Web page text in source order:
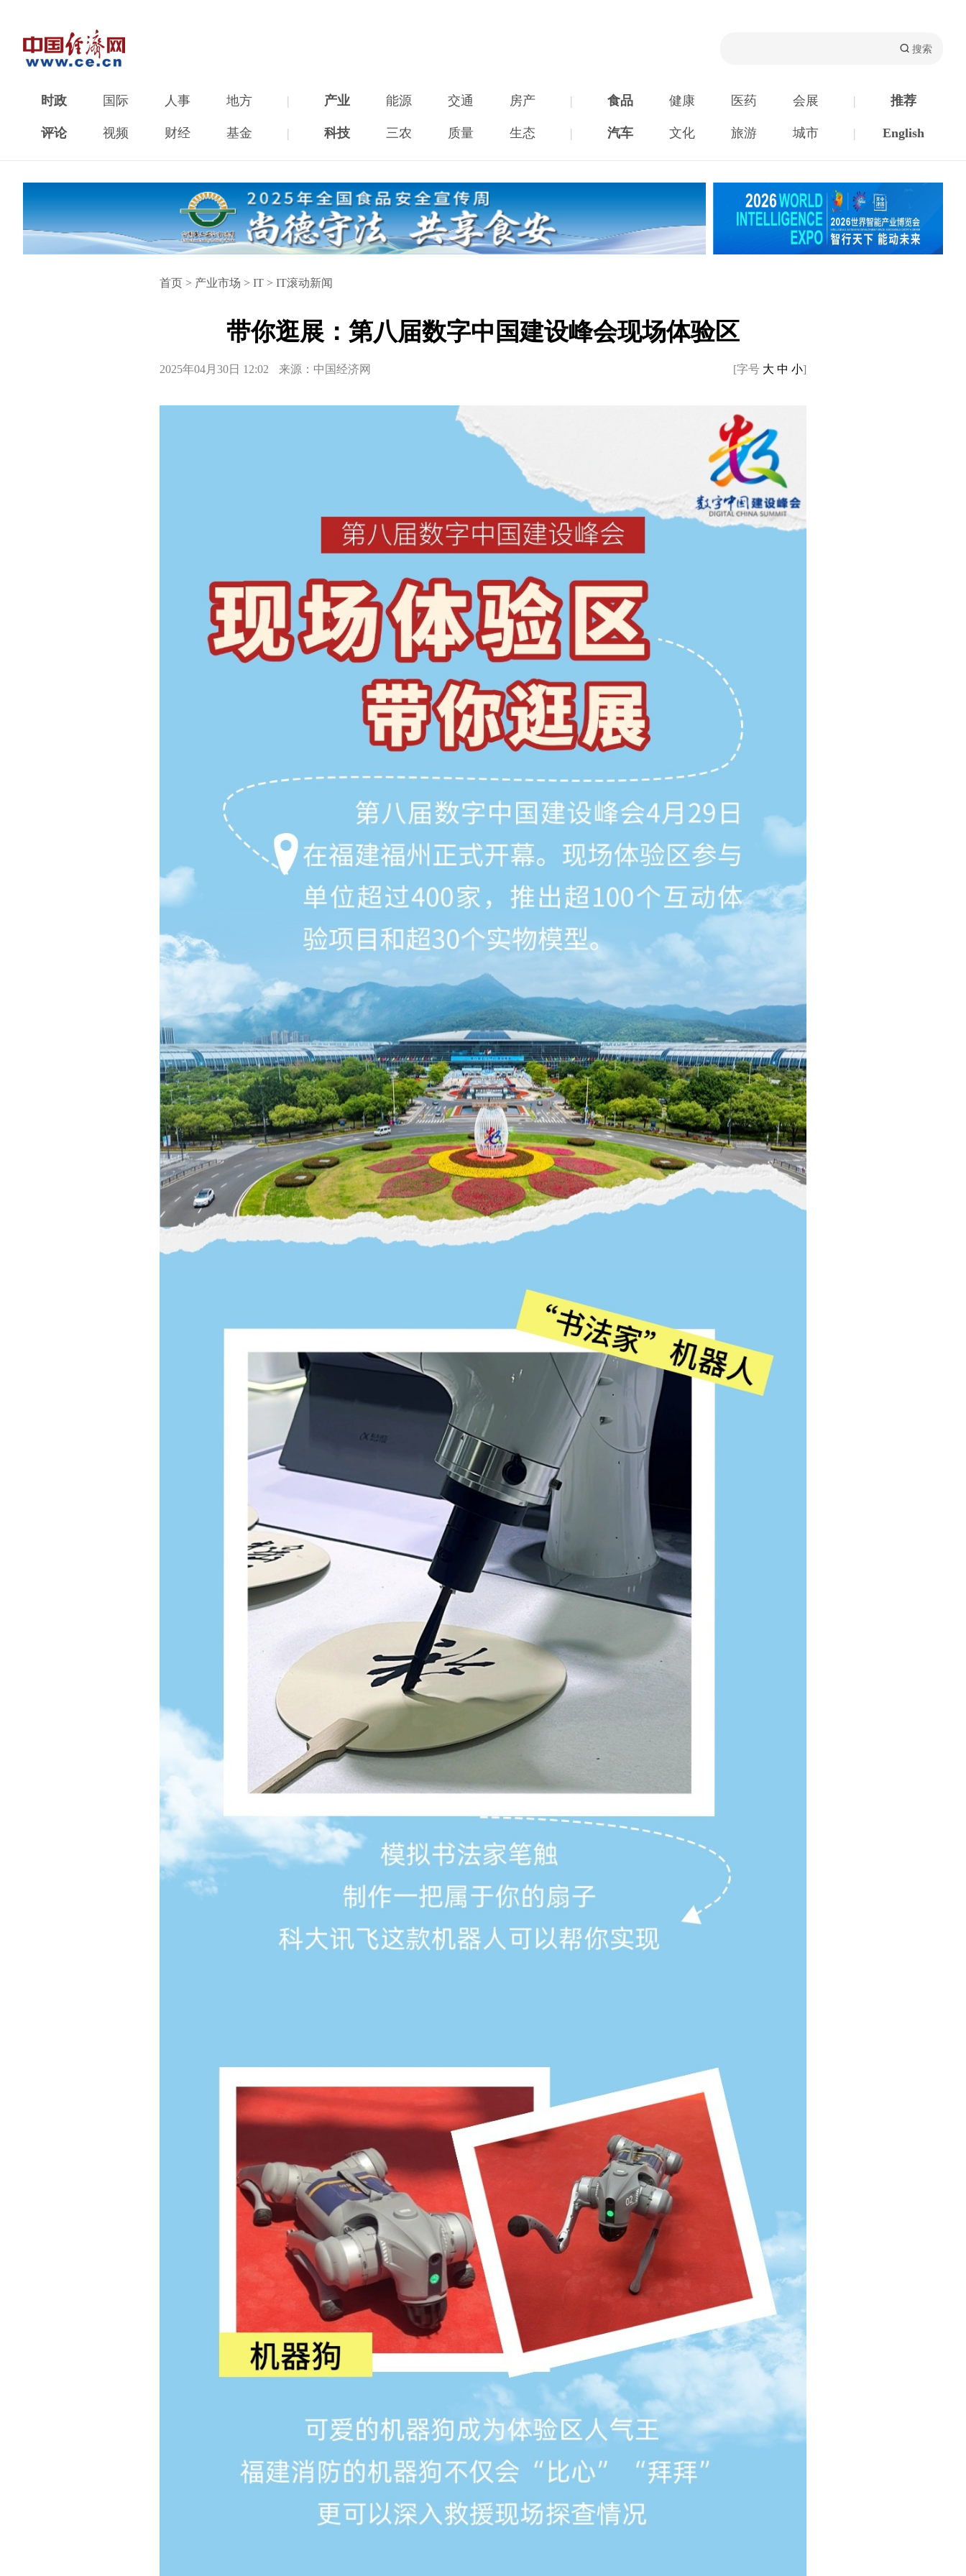
时政 国际 人事 地方 | 产业 能源 交通 房产 | 食品 健康 医药 会展 | 推荐
评论 视频 财经 基金 | 科技 三农 质量 生态 | 汽车 文化 旅游 城市 | English
首页 > 产业市场 > IT > IT滚动新闻
带你逛展：第八届数字中国建设峰会现场体验区
2025年04月30日 12:02 来源：中国经济网 [字号 大 中 小]